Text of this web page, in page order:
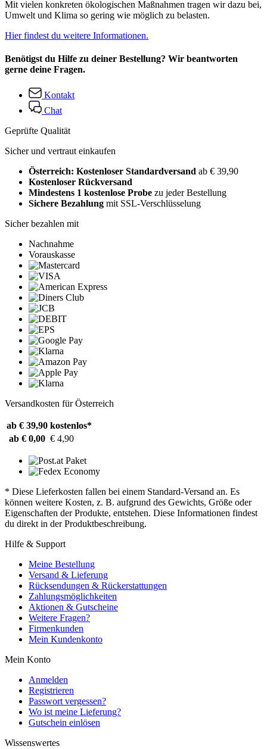
Mit vielen konkreten ökologischen Maßnahmen tragen wir dazu bei,
Umwelt und Klima so gering wie möglich zu belasten.
Hier findest du weitere Informationen.
Benötigst du Hilfe zu deiner Bestellung? Wir beantworten
gerne deine Fragen.
Kontakt
Chat
Geprüfte Qualität
Sicher und vertraut einkaufen
Österreich: Kostenloser Standardversand ab € 39,90
Kostenloser Rückversand
Mindestens 1 kostenlose Probe zu jeder Bestellung
Sichere Bezahlung mit SSL-Verschlüsselung
Sicher bezahlen mit
Nachnahme
Vorauskasse
Versandkosten für Österreich
ab € 39,90 kostenlos*
ab € 0,00 € 4,90
* Diese Lieferkosten fallen bei einem Standard-Versand an. Es
können weitere Kosten, z. B. aufgrund des Gewichts, Größe oder
Eigenschaften der Produkte, entstehen. Diese Informationen findest
du direkt in der Produktbeschreibung.
Hilfe & Support
Meine Bestellung
Versand & Lieferung
Rücksendungen & Rückerstattungen
Zahlungsmöglichkeiten
Aktionen & Gutscheine
Weitere Fragen?
Firmenkunden
Mein Kundenkonto
Mein Konto
Anmelden
Registrieren
Passwort vergessen?
Wo ist meine Lieferung?
Gutschein einlösen
Wissenswertes